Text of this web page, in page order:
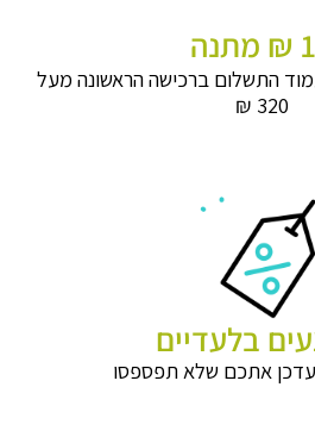
התשלום ברכישה הראשונה מעל
320 ₪
בלעדיים
אתכם שלא תפספסו